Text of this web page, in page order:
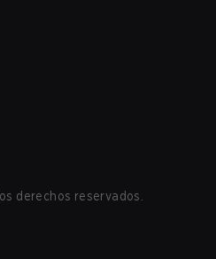
derechos reservados.